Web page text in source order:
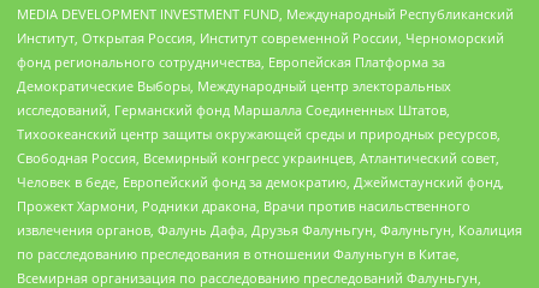
MEDIA DEVELOPMENT INVESTMENT FUND, Международный Республиканский
Институт, Открытая Россия, Институт современной России, Черноморский
фонд регионального сотрудничества, Европейская Платформа за
Демократические Выборы, Международный центр электоральных
исследований, Германский фонд Маршалла Соединенных Штатов,
Тихоокеанский центр защиты окружающей среды и природных ресурсов,
Свободная Россия, Всемирный конгресс украинцев, Атлантический совет,
Человек в беде, Европейский фонд за демократию, Джеймстаунский фонд,
Прожект Хармони, Родники дракона, Врачи против насильственного
извлечения органов, Фалунь Дафа, Друзья Фалуньгун, Фалуньгун, Коалиция
по расследованию преследования в отношении Фалуньгун в Китае,
Всемирная организация по расследованию преследований Фалуньгун,